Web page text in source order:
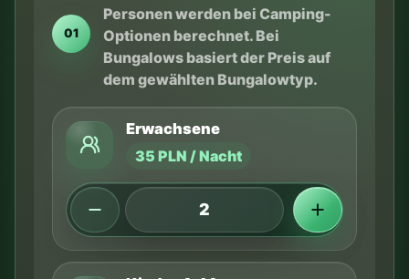
01
Personen werden bei Camping-
Optionen berechnet. Bei
Bungalows basiert der Preis auf
dem gewählten Bungalowtyp.
Erwachsene
35 PLN / Nacht